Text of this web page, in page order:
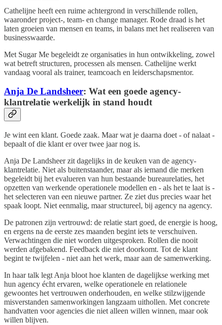
Cathelijne heeft een ruime achtergrond in verschillende rollen,
waaronder project-, team- en change manager. Rode draad is het
laten groeien van mensen en teams, in balans met het realiseren van
businesswaarde.
Met Sugar Me begeleidt ze organisaties in hun ontwikkeling, zowel
wat betreft structuren, processen als mensen. Cathelijne werkt
vandaag vooral als trainer, teamcoach en leiderschapsmentor.
Anja De Landsheer: Wat een goede agency-
klantrelatie werkelijk in stand houdt
Je wint een klant. Goede zaak. Maar wat je daarna doet - of nalaat -
bepaalt of die klant er over twee jaar nog is.
Anja De Landsheer zit dagelijks in de keuken van de agency-
klantrelatie. Niet als buitenstaander, maar als iemand die merken
begeleidt bij het evalueren van hun bestaande bureaurelaties, het
opzetten van werkende operationele modellen en - als het te laat is -
het selecteren van een nieuwe partner. Ze ziet dus precies waar het
spaak loopt. Niet eenmalig, maar structureel, bij agency na agency.
De patronen zijn vertrouwd: de relatie start goed, de energie is hoog,
en ergens na de eerste zes maanden begint iets te verschuiven.
Verwachtingen die niet worden uitgesproken. Rollen die nooit
werden afgebakend. Feedback die niet doorkomt. Tot de klant
begint te twijfelen - niet aan het werk, maar aan de samenwerking.
In haar talk legt Anja bloot hoe klanten de dagelijkse werking met
hun agency écht ervaren, welke operationele en relationele
gewoontes het vertrouwen onderhouden, en welke stilzwijgende
misverstanden samenworkingen langzaam uithollen. Met concrete
handvatten voor agencies die niet alleen willen winnen, maar ook
willen blijven.